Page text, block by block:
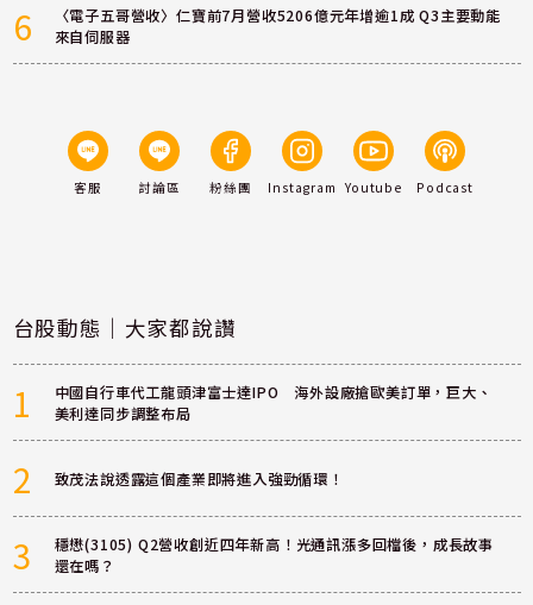
6
〈電子五哥營收〉仁寶前7月營收5206億元年增逾1成 Q3主要動能
來自伺服器
客服 討論區 粉絲團 Instagram Youtube Podcast
台股動態｜大家都說讚
1
中國自行車代工龍頭津富士達IPO 海外設廠搶歐美訂單，巨大、
美利達同步調整布局
2 致茂法說透露這個產業即將進入強勁循環！
3
穩懋(3105) Q2營收創近四年新高！光通訊漲多回檔後，成長故事
還在嗎？